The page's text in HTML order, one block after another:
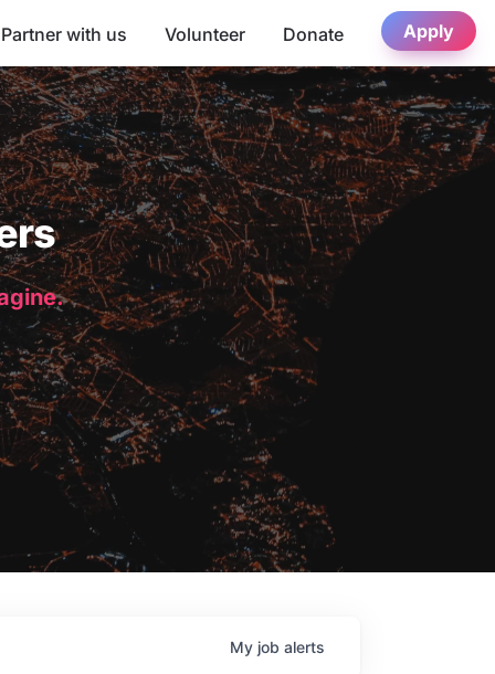
Partner with us Volunteer Donate Apply
My job alerts